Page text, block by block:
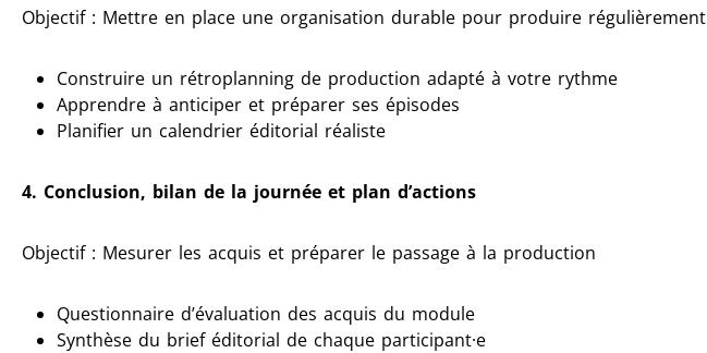
Objectif : Mettre en place une organisation durable pour produire régulièrement
Construire un rétroplanning de production adapté à votre rythme
Apprendre à anticiper et préparer ses épisodes
Planifier un calendrier éditorial réaliste
4. Conclusion, bilan de la journée et plan d’actions
Objectif : Mesurer les acquis et préparer le passage à la production
Questionnaire d’évaluation des acquis du module
Synthèse du brief éditorial de chaque participant·e